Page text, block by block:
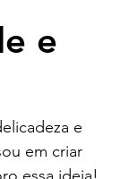
e
e
em criar